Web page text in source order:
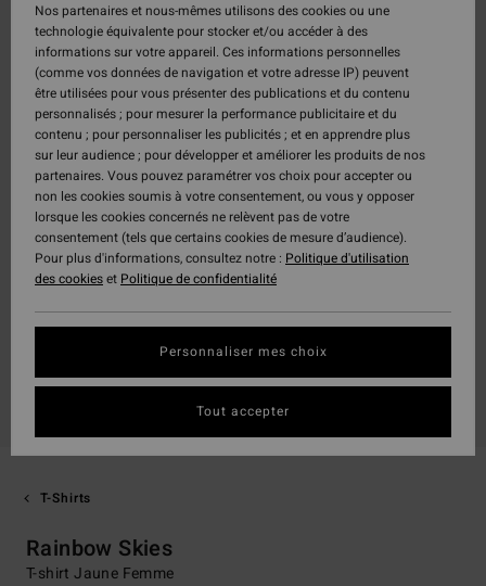
T-Shirts
Rainbow Skies
T-shirt Jaune Femme
Nos partenaires et nous-mêmes utilisons des cookies ou une
technologie équivalente pour stocker et/ou accéder à des
informations sur votre appareil. Ces informations personnelles
(comme vos données de navigation et votre adresse IP) peuvent
être utilisées pour vous présenter des publications et du contenu
personnalisés ; pour mesurer la performance publicitaire et du
contenu ; pour personnaliser les publicités ; et en apprendre plus
sur leur audience ; pour développer et améliorer les produits de nos
partenaires. Vous pouvez paramétrer vos choix pour accepter ou
non les cookies soumis à votre consentement, ou vous y opposer
lorsque les cookies concernés ne relèvent pas de votre
consentement (tels que certains cookies de mesure d’audience).
Pour plus d'informations, consultez notre : Politique d'utilisation
des cookieset Politique de confidentialité
Personnaliser mes choix
Tout accepter